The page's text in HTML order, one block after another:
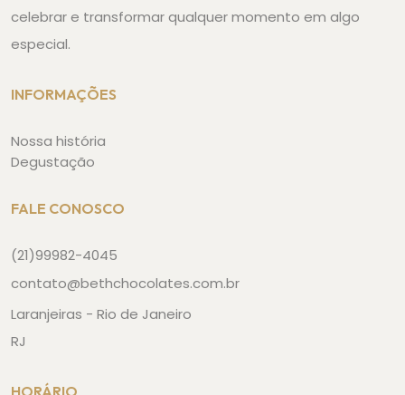
celebrar e transformar qualquer momento em algo
especial.
INFORMAÇÕES
Nossa história
Degustação
FALE CONOSCO
(21)99982-4045
contato@bethchocolates.com.br
Laranjeiras - Rio de Janeiro
RJ
HORÁRIO